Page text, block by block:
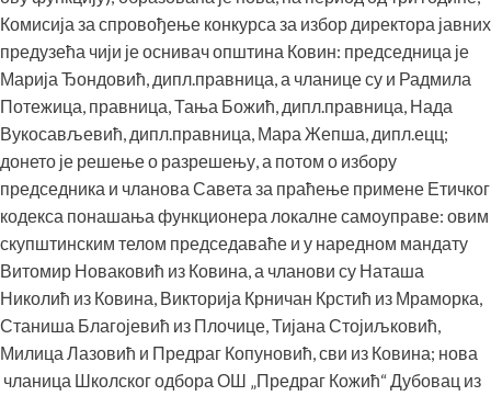
Комисија за спровођење конкурса за избор директора јавних
предузећа чији је оснивач општина Ковин: председница је
Марија Ђондовић, дипл.правница, а чланице су и Радмила
Потежица, правница, Тања Божић, дипл.правница, Нада
Вукосављевић, дипл.правница, Мара Жепша, дипл.ецц;
донето је решење о разрешењу, а потом о избору
председника и чланова Савета за праћење примене Етичког
кодекса понашања функционера локалне самоуправе: овим
скупштинским телом председаваће и у наредном мандату
Витомир Новаковић из Ковина, а чланови су Наташа
Николић из Ковина, Викторија Крничан Крстић из Мраморка,
Станиша Благојевић из Плочице, Тијана Стојиљковић,
Милица Лазовић и Предраг Копуновић, сви из Ковина; нова
чланица Школског одбора ОШ „Предраг Кожић“ Дубовац из